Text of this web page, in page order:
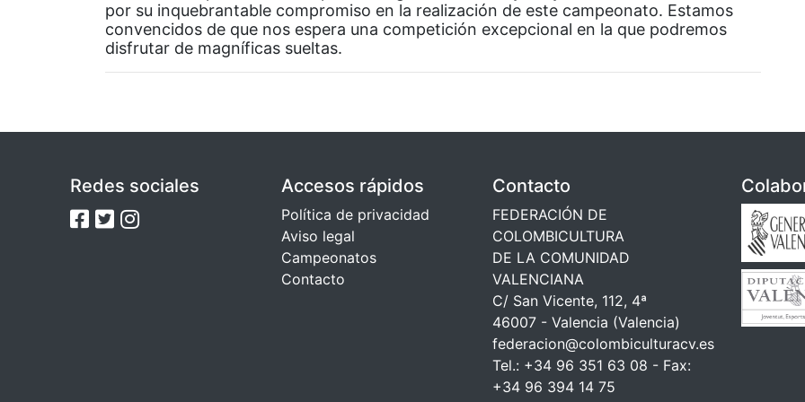
por su inquebrantable compromiso en la realización de este campeonato. Estamos
convencidos de que nos espera una competición excepcional en la que podremos
disfrutar de magníficas sueltas.
Redes sociales Accesos rápidos
Política de privacidad
Aviso legal
Campeonatos
Contacto
Contacto
FEDERACIÓN DE
COLOMBICULTURA
DE LA COMUNIDAD
VALENCIANA
C/ San Vicente, 112, 4ª
46007 - Valencia (Valencia)
federacion@colombiculturacv.es
Tel.: +34 96 351 63 08 - Fax:
+34 96 394 14 75